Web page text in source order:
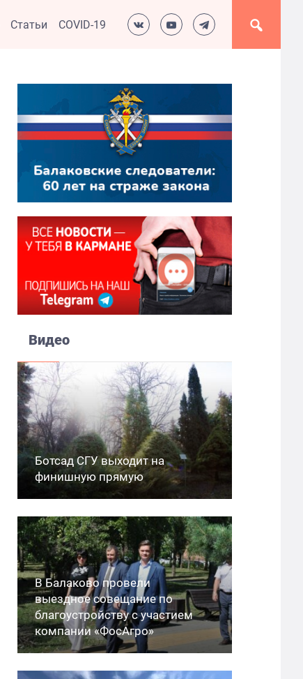
Статьи COVID-19
Видео
Ботсад СГУ выходит на
финишную прямую
В Балаково провели
выездное совещание по
благоустройству с участием
компании «ФосАгро»